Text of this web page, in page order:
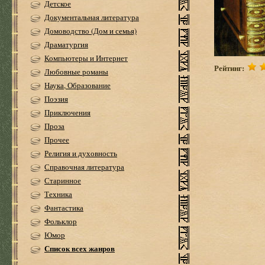
Детское
Документальная литература
Домоводство (Дом и семья)
Драматургия
Компьютеры и Интернет
Любовные романы
Наука, Образование
Поэзия
Приключения
Проза
Прочее
Религия и духовность
Справочная литература
Старинное
Техника
Фантастика
Фольклор
Юмор
Список всех жанров
Рейтинг: